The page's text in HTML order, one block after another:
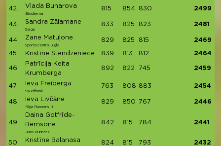
42. Vlada Buharova
Bioderma
815 854 830 2499
43. Sandra Zālamane
Selga
833 825 823 2481
44. Zane Matuļone
Sporta centrs Jugla
829 825 815 2469
45. Kristīne Stendzeniece 839 813 812 2464
46.
Patrīcija Keita
Krumberga
892 822 745 2459
47. Ieva Freiberga
Swedbank
763 808 883 2454
48. Ieva Livčāne
Rīga Runners II
829 850 767 2446
49.
Daina Gotfrīde-
Bernsone
Juno Runners
842 815 784 2441
50. Kristīne Balanasa 824 815 793 2432